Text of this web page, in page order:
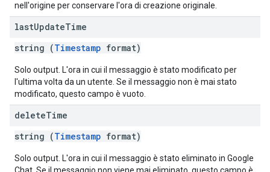
nell'origine per conservare l'ora di creazione originale.
lastUpdateTime
string (Timestamp format)
Solo output. L'ora in cui il messaggio è stato modificato per
l'ultima volta da un utente. Se il messaggio non è mai stato
modificato, questo campo è vuoto.
deleteTime
string (Timestamp format)
Solo output. L'ora in cui il messaggio è stato eliminato in Google